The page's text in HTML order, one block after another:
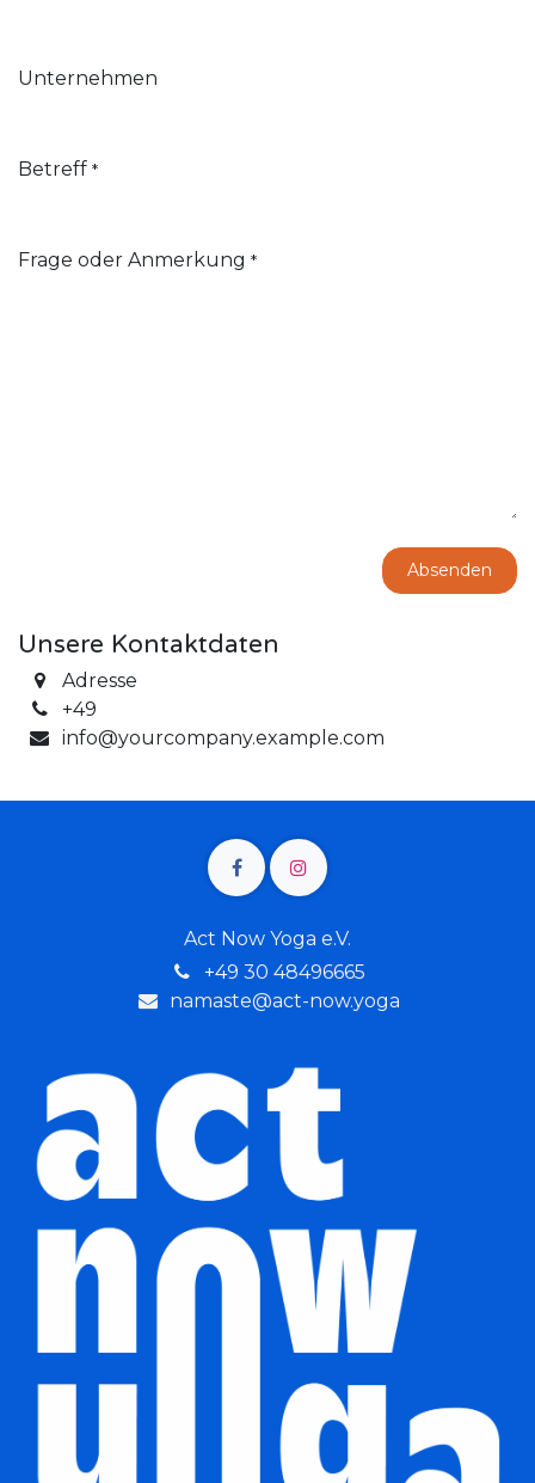
Unternehmen
Betreff *
Frage oder Anmerkung *
Absenden
Unsere Kontaktdaten
Adresse
+49
info@yourcompany.example.com
Act Now Yoga e.V.
+49 30 48496665
namaste@act-now.yoga